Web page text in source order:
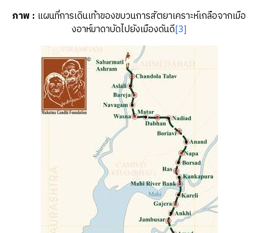
ภาพ : แผนที่การเดินเท้าของขบวนการสัตยาเคราะห์เกลือจากเมือ
งอาห์มาดาบัดไปยังเมืองดันดี[3]